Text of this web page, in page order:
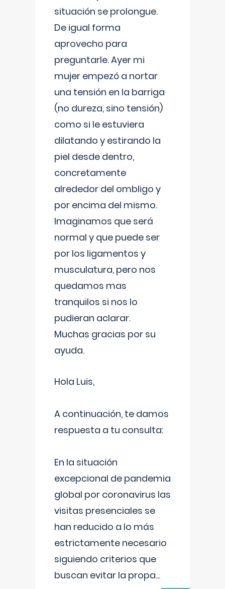
situación se prolongue.
De igual forma
aprovecho para
preguntarle. Ayer mi
mujer empezó a nortar
una tensión en la barriga
(no dureza, sino tensión)
como si le estuviera
dilatando y estirando la
piel desde dentro,
concretamente
alrededor del ombligo y
por encima del mismo.
Imaginamos que será
normal y que puede ser
por los ligamentos y
musculatura, pero nos
quedamos mas
tranquilos si nos lo
pudieran aclarar.
Muchas gracias por su
ayuda.
Hola Luis,
A continuación, te damos
respuesta a tu consulta:
En la situación
excepcional de pandemia
global por coronavirus las
visitas presenciales se
han reducido a lo más
estrictamente necesario
siguiendo criterios que
buscan evitar la propa...